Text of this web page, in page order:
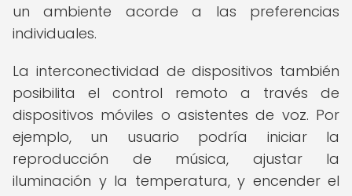
un ambiente acorde a las preferencias
individuales.
La interconectividad de dispositivos también
posibilita el control remoto a través de
dispositivos móviles o asistentes de voz. Por
ejemplo, un usuario podría iniciar la
reproducción de música, ajustar la
iluminación y la temperatura, y encender el